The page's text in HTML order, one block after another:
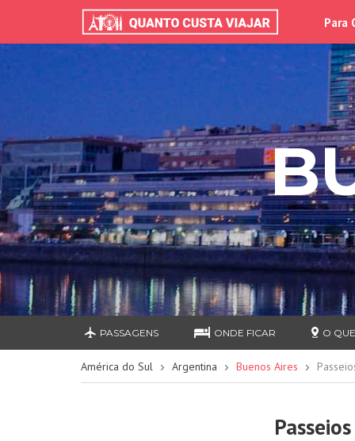
Para
PASSAGENS ONDE FICAR O
América do Sul Argentina Buenos Aires